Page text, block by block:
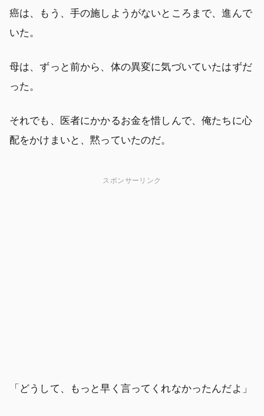
癌は、もう、手の施しようがないところまで、進んで
いた。
母は、ずっと前から、体の異変に気づいていたはずだ
った。
それでも、医者にかかるお金を惜しんで、俺たちに心
配をかけまいと、黙っていたのだ。
スポンサーリンク
「どうして、もっと早く言ってくれなかったんだよ」